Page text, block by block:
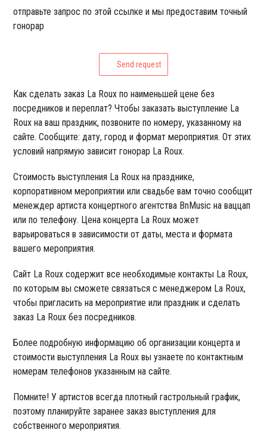
отправьте запрос по этой ссылке и мы предоставим точный
гонорар
Send request
Как сделать заказ La Roux по наименьшей цене без
посредников и переплат? Чтобы заказать выступление La
Roux на ваш праздник, позвоните по номеру, указанному на
сайте. Сообщите: дату, город и формат мероприятия. От этих
условий напрямую зависит гонорар La Roux.
Стоимость выступления La Roux на празднике,
корпоративном мероприятии или свадьбе вам точно сообщит
менеждер артиста концертного агентства BnMusic на ваццап
или по телефону. Цена концерта La Roux может
варьироваться в зависимости от даты, места и формата
вашего мероприятия.
Сайт La Roux содержит все необходимые контакты La Roux,
по которым вы сможете связаться с менеджером La Roux,
чтобы пригласить на мероприятие или праздник и сделать
заказ La Roux без посредников.
Более подробную информацию об организации концерта и
стоимости выступления La Roux вы узнаете по контактным
номерам телефонов указанным на сайте.
Помните! У артистов всегда плотный гастрольный график,
поэтому планируйте заранее заказ выступления для
собственного мероприятия.